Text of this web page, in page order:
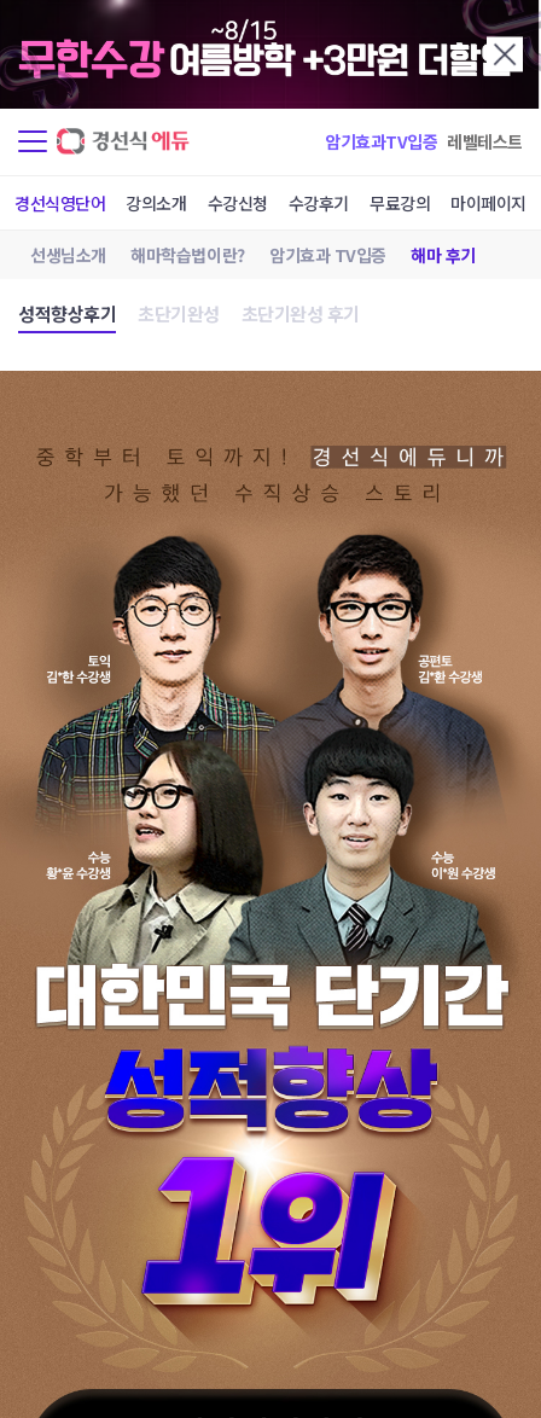
암기효과TV입증 레벨테스트
경선식영단어 강의소개 수강신청 수강후기 무료강의 마이페이지
선생님소개 해마학습법이란? 암기효과 TV입증 해마 후기
성적향상후기 초단기완성 초단기완성 후기